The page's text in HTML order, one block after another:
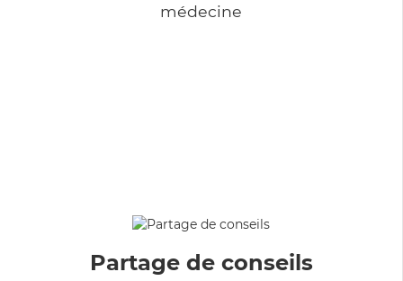
médecine
Partage de conseils